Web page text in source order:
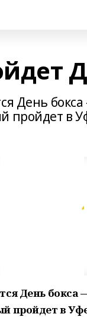
День
пройдет в
День
пройдет в